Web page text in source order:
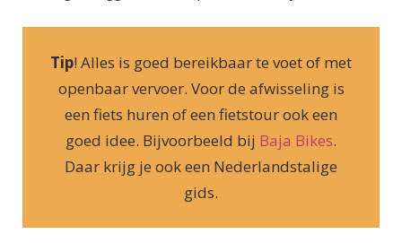
Tip! Alles is goed bereikbaar te voet of met
openbaar vervoer. Voor de afwisseling is
een fiets huren of een fietstour ook een
goed idee. Bijvoorbeeld bij Baja Bikes.
Daar krijg je ook een Nederlandstalige
gids.